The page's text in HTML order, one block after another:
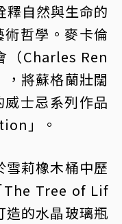
釋自然與生命的
哲學。麥卡倫
（Charles Ren
將蘇格蘭壯闊
士忌系列作品
」。
莉橡木桶中歷
Tree of Lif
的水晶玻璃瓶